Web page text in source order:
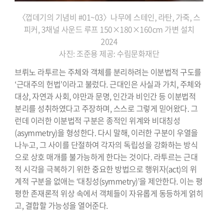
〈껍데기의 기념비 #01~03〉나무에 스테인, 라탄, 가죽, 스
피커, 3채널 사운드 루프 150×180×160cm 가변 설치
2024
사진: 조준용 제공: 수림문화재단
브뤼노 라투르는 주체와 객체를 분리하려는 이분법적 구도를
‘근대주의 헌법’이라고 불렀다. 근대인은 사실과 가치, 주체와
대상, 자연과 사회, 야만과 문명, 인간과 비인간 등 이분법적
분리를 성취하였다고 주장하며, 스스로 그렇게 믿어왔다. 그
런데 이러한 이분법적 구분은 종적인 위계와 비대칭성
(asymmetry)을 형성한다. 다시 말해, 이러한 구분이 우열을
나누고, 그 사이를 단절하여 각자의 독립성을 강화하는 방식
으로 상호 매개를 불가능하게 한다는 것이다. 라투르는 근대
적 시각을 극복하기 위한 중요한 방법으로 행위자(act)의 위
계적 구분을 없애는 ‘대칭성(symmetry)’을 제안한다. 이는 평
평한 존재론적 위상 속에서 객체들이 자유롭게 동등하게 얽히
고, 결합할 가능성을 열어준다.